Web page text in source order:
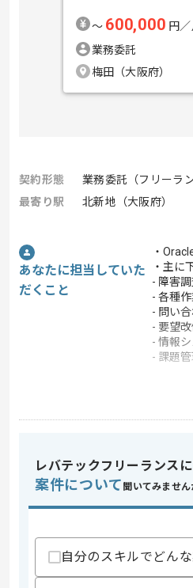
〜 600,000 円／
業務委託
梅田（大阪府）
契約形態
業務委託（フリーラン
最寄り駅
北新地（大阪府）
あなたに担当していた
だくこと
・
・主に
- 障害
- 各種
- 問い
- 要望
- 情報
- 課題
求める
・シス
歓迎ス
・リー
・オフ
レバテックフリーランスに
案件について 聞いてみません
自分のスキルでどん